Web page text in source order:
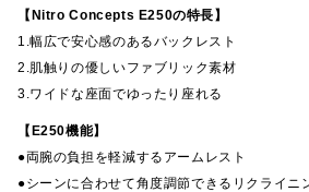
【Nitro Concepts E250の特長】
1.幅広で安心感のあるバックレスト
2.肌触りの優しいファブリック素材
3.ワイドな座面でゆったり座れる
【E250機能】
●両腕の負担を軽減するアームレスト
●シーンに合わせて角度調節できるリクライニ